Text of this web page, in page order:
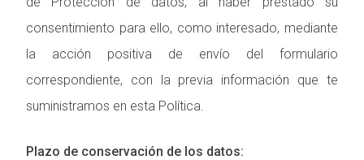
consentimiento para ello, como interesado, mediante
la acción positiva de envío del formulario
correspondiente, con la previa información que te
suministramos en esta Política.
Plazo de conservación de los datos: